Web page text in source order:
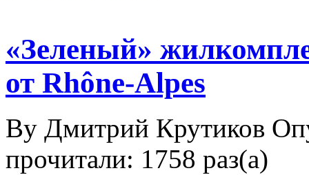
«Зеленый»
от Rhône-Alpes
By Дмитрий Крутиков
прочитали: 1758 раз(а)